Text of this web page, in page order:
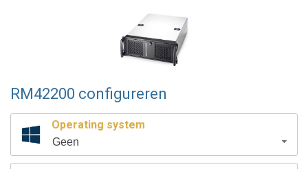
RM42200 configureren
Operating system
Geen